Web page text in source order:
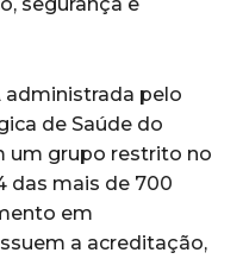
administrada pelo
de Saúde do
um grupo restrito no
das mais de 700
em
a acreditação,